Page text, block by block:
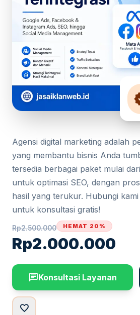
Agensi digital marketing adalah
yang membantu bisnis Anda
tersedia berbagai paket mulai
untuk optimasi SEO, dengan
hasil yang terukur. Hubungi
untuk konsultasi gratis!
Rp2.500.000
Rp2.000.000
HEMAT 20%
chatKonsultasi Layanan
favorite